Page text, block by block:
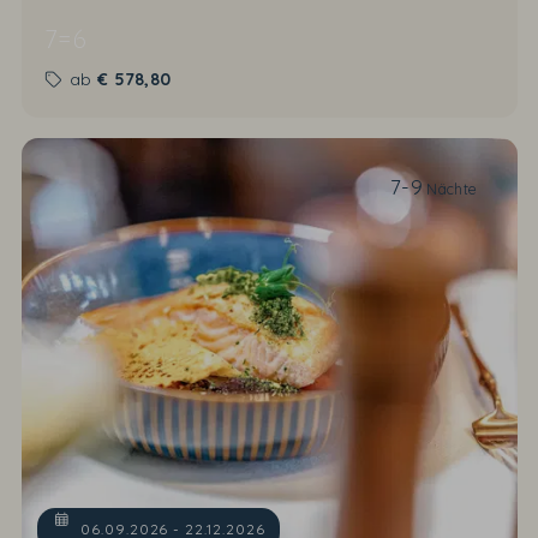
ab€ 578,80
7-9 Nächte
06.09.2026 - 22.12.2026